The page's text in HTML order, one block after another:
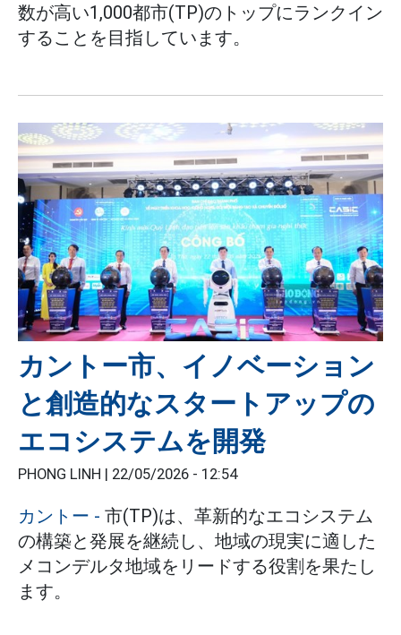
数が高い1,000都市(TP)のトップにランクイン
することを目指しています。
カントー市、イノベーション
と創造的なスタートアップの
エコシステムを開発
PHONG LINH | 22/05/2026 - 12:54
カントー - 市(TP)は、革新的なエコシステム
の構築と発展を継続し、地域の現実に適した
メコンデルタ地域をリードする役割を果たし
ます。